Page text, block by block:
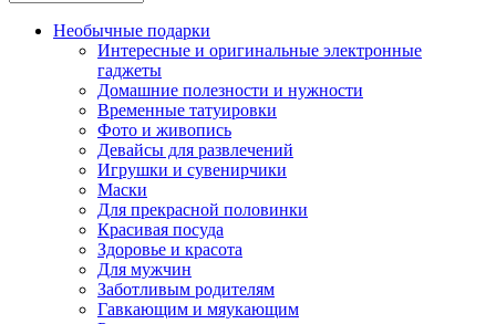
Необычные подарки
Интересные и оригинальные электронные
гаджеты
Домашние полезности и нужности
Временные татуировки
Фото и живопись
Девайсы для развлечений
Игрушки и сувенирчики
Маски
Для прекрасной половинки
Красивая посуда
Здоровье и красота
Для мужчин
Заботливым родителям
Гавкающим и мяукающим